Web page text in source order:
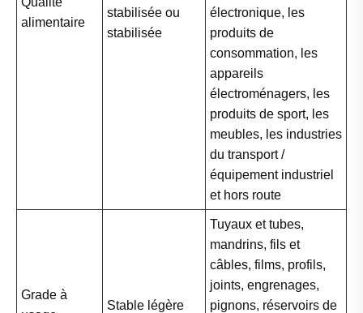
alimentaire
stabilisée ou
stabilisée
électronique, les
produits de
consommation, les
appareils
électroménagers, les
produits de sport, les
meubles, les industries
du transport /
équipement industriel
et hors route
Grade à
Stable légère
Tuyaux et tubes,
mandrins, fils et
câbles, films, profils,
joints, engrenages,
pignons, réservoirs de